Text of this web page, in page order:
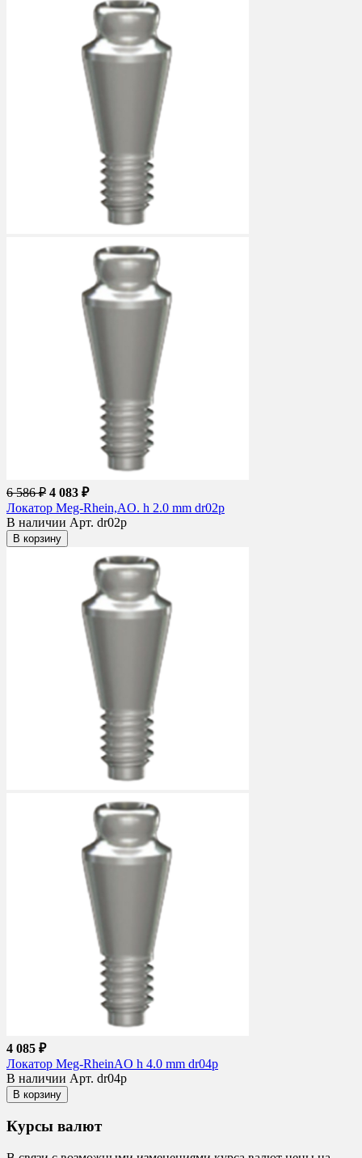
6 586 ₽ 4 083 ₽
Локатор Meg-Rhein,AO. h 2.0 mm dr02p
В наличии Арт. dr02p
В корзину
4 085 ₽
Локатор Meg-RheinAO h 4.0 mm dr04p
В наличии Арт. dr04p
В корзину
Курсы валют